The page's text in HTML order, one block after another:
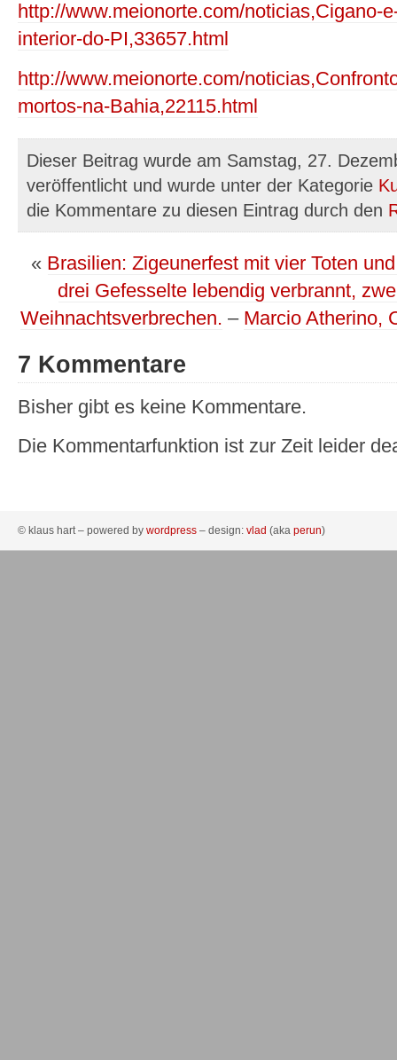
http://www.meionorte.com/noticias,Cigano-
interior-do-PI,33657.html
http://www.meionorte.com/
mortos-na-Bahia,22115.html
Dieser Beitrag wurde am Samstag, 27.
veröffentlicht und wurde unter der Kategorie
die Kommentare zu diesen Eintrag durch den
« Brasilien: Zigeunerfest mit vier Toten
drei Gefesselte lebendig verbrannt,
Weihnachtsverbrechen. – Marcio Atherino,
7 Kommentare
Bisher gibt es keine Kommentare.
Die Kommentarfunktion ist zur Zeit leider
© klaus hart – powered by wordpress – design: vlad (aka perun)